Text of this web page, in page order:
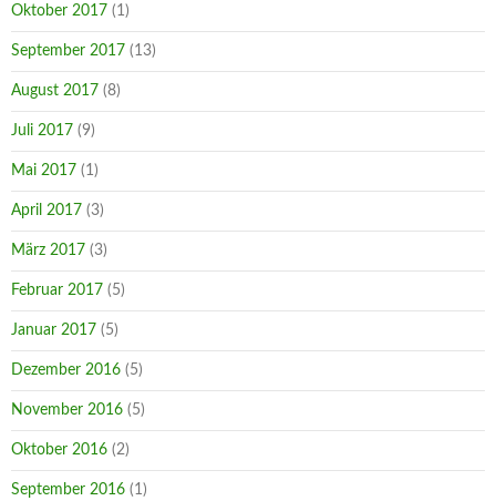
Oktober 2017 (1)
September 2017 (13)
August 2017 (8)
Juli 2017 (9)
Mai 2017 (1)
April 2017 (3)
März 2017 (3)
Februar 2017 (5)
Januar 2017 (5)
Dezember 2016 (5)
November 2016 (5)
Oktober 2016 (2)
September 2016 (1)